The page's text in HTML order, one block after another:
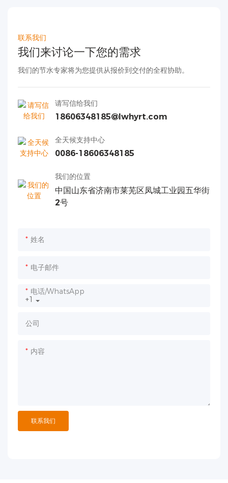
联系我们
我们来讨论一下您的需求
我们的节水专家将为您提供从报价到交付的全程协助。
请写信给我们
18606348185@lwhyrt.com
全天候支持中心
0086-18606348185
我们的位置
中国山东省济南市莱芜区凤城工业园五华街
2号
姓名
电子邮件
+1
电话/WhatsApp
公司
内容
联系我们